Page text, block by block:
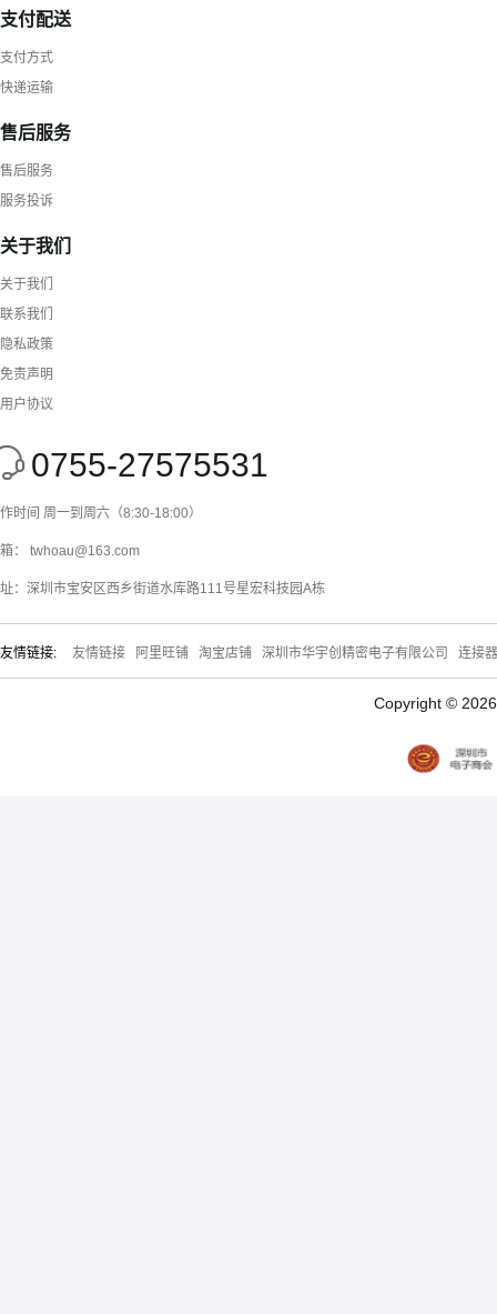
支付配送
支付方式
快递运输
售后服务
售后服务
服务投诉
关于我们
关于我们
联系我们
隐私政策
免责声明
用户协议
0755-27575531
时间 周一到周六（8:30-18:00）
： twhoau@163.com
：深圳市宝安区西乡街道水库路111号星宏科技园A栋
友情链接: 友情链接 阿里旺铺 淘宝店铺 深圳市华宇创精密电子有限公司 连接
Copyright ©